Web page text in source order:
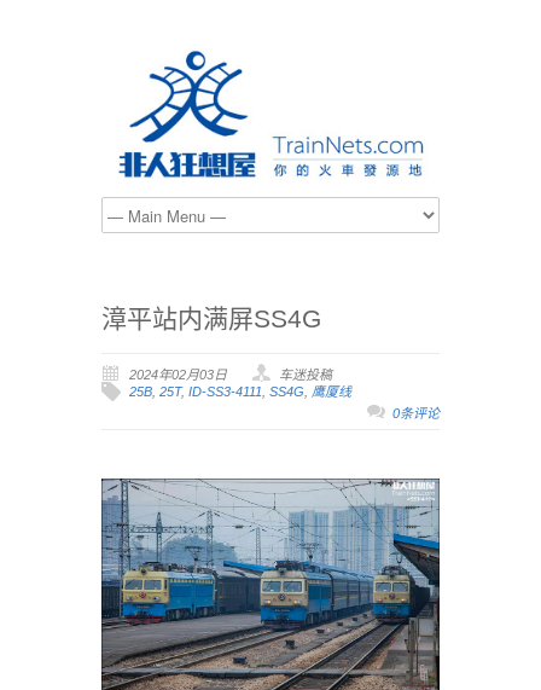
漳平站内满屏SS4G
2024年02月03日
车迷投稿
25B, 25T, ID-SS3-4111, SS4G, 鹰厦线
0条评论